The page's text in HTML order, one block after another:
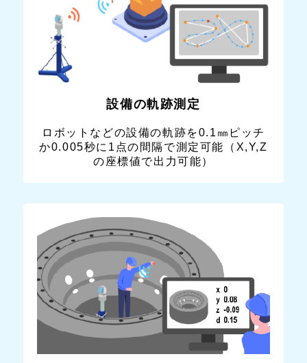
設備の軌跡測定
ロボットなどの設備の軌跡を0.1㎜ピッチ
か0.005秒に1点の間隔で測定可能（X,Y,Z
の座標値で出力可能）